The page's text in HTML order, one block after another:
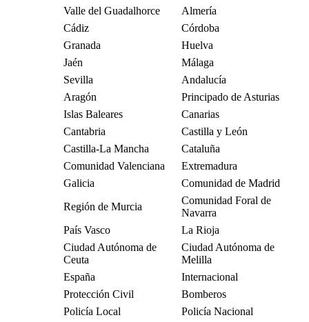
Valle del Guadalhorce
Almería
Cádiz
Córdoba
Granada
Huelva
Jaén
Málaga
Sevilla
Andalucía
Aragón
Principado de Asturias
Islas Baleares
Canarias
Cantabria
Castilla y León
Castilla-La Mancha
Cataluña
Comunidad Valenciana
Extremadura
Galicia
Comunidad de Madrid
Región de Murcia
Comunidad Foral de
Navarra
País Vasco
La Rioja
Ciudad Autónoma de
Ceuta
Ciudad Autónoma de
Melilla
España
Internacional
Protección Civil
Bomberos
Policía Local
Policía Nacional